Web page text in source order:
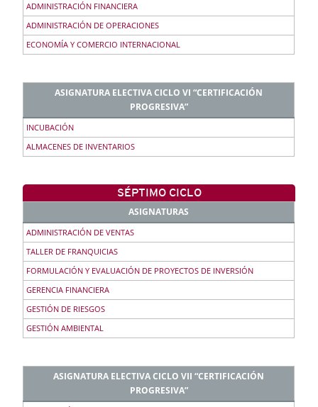
ADMINISTRACIÓN FINANCIERA
ADMINISTRACIÓN DE OPERACIONES
ECONOMÍA Y COMERCIO INTERNACIONAL
ASIGNATURA ELECTIVA CICLO VI “CERTIFICACIÓN
PROGRESIVA”
INCUBACIÓN
ALMACENES DE INVENTARIOS
SÉPTIMO CICLO
ASIGNATURAS
ADMINISTRACIÓN DE VENTAS
TALLER DE FRANQUICIAS
FORMULACIÓN Y EVALUACIÓN DE PROYECTOS DE INVERSIÓN
GERENCIA FINANCIERA
GESTIÓN DE RIESGOS
GESTIÓN AMBIENTAL
ASIGNATURA ELECTIVA CICLO VII “CERTIFICACIÓN
PROGRESIVA”